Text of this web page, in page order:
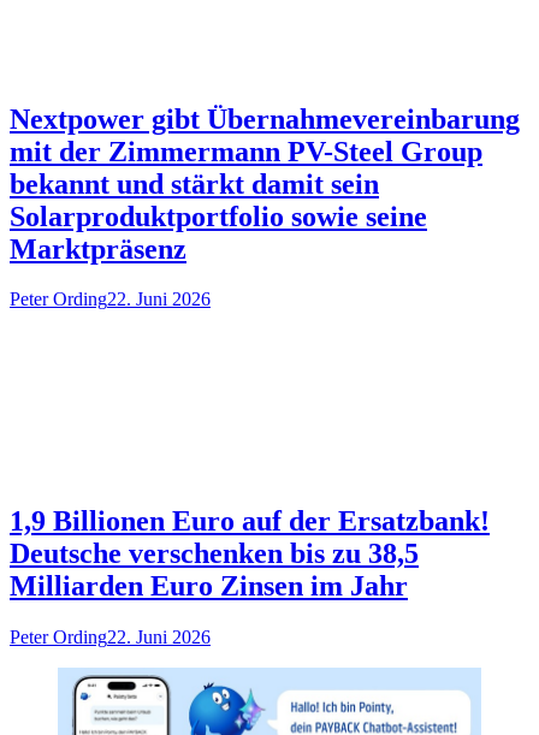
Nextpower gibt Übernahmevereinbarung
mit der Zimmermann PV-Steel Group
bekannt und stärkt damit sein
Solarproduktportfolio sowie seine
Marktpräsenz
Peter Ording22. Juni 2026
1,9 Billionen Euro auf der Ersatzbank!
Deutsche verschenken bis zu 38,5
Milliarden Euro Zinsen im Jahr
Peter Ording22. Juni 2026